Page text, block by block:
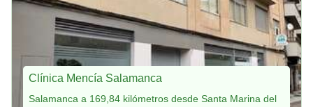
Clínica Mencía Salamanca
Salamanca a 169,84 kilómetros desde Santa Marina del